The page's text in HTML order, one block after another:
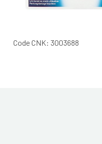
Code CNK:3003688